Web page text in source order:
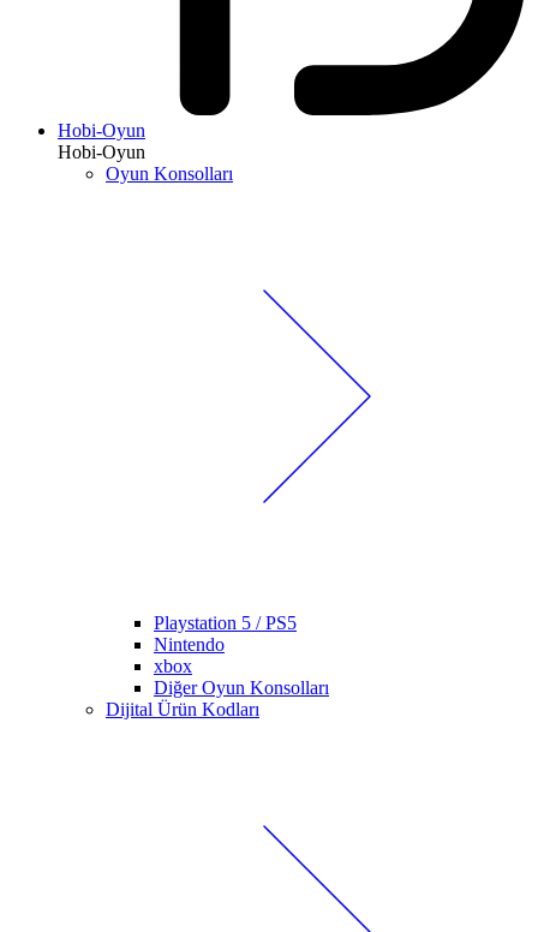
Hobi-Oyun
Hobi-Oyun
Oyun Konsolları
Playstation 5 / PS5
Nintendo
xbox
Diğer Oyun Konsolları
Dijital Ürün Kodları